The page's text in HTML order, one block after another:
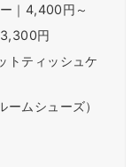
｜4,400円～
3,300円
トティッシュケ
ームシューズ）